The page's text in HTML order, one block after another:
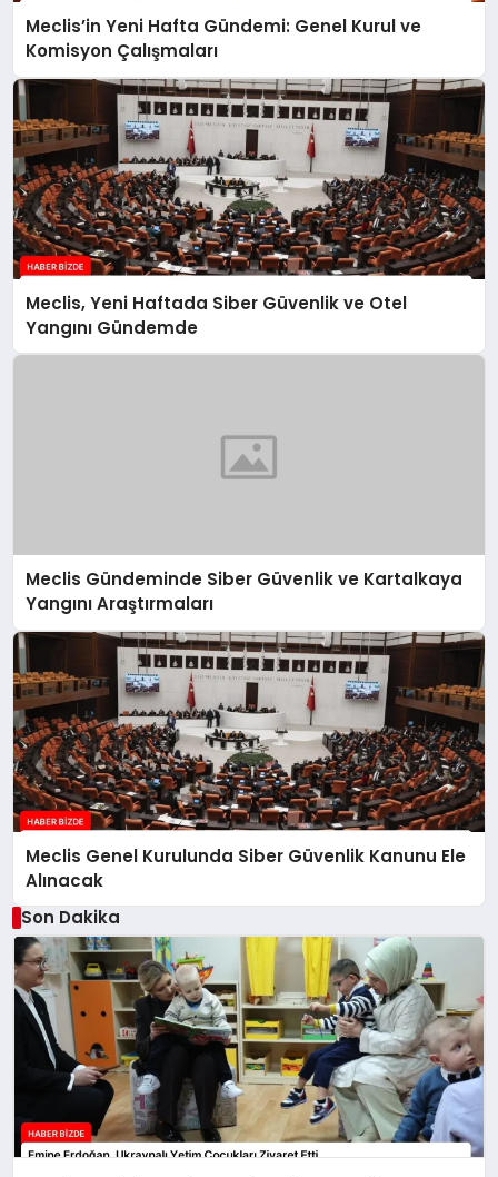
Meclis’in Yeni Hafta Gündemi: Genel Kurul ve
Komisyon Çalışmaları
Meclis, Yeni Haftada Siber Güvenlik ve Otel
Yangını Gündemde
Meclis Gündeminde Siber Güvenlik ve Kartalkaya
Yangını Araştırmaları
Meclis Genel Kurulunda Siber Güvenlik Kanunu Ele
Alınacak
Son Dakika